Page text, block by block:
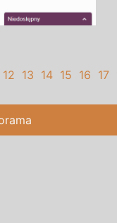
12 13 14 15 16 17